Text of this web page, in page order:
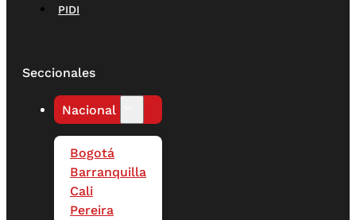
PIDI
Seccionales
Nacional
Bogotá
Barranquilla
Cali
Pereira